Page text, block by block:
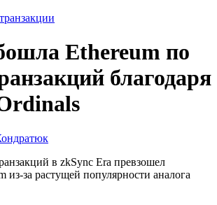
Ethereum по
благодаря
в zkSync Era превзошел
из-за растущей популярности аналога